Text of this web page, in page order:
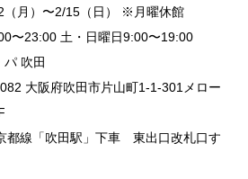
（月）〜2/15（日） ※月曜休館
〜23:00 土・日曜日9:00〜19:00
吹田
大阪府吹田市片山町1-1-301メロー
都線「吹田駅」下車 東出口改札口す